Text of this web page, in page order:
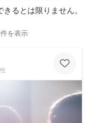
るとは限りません。
を表示